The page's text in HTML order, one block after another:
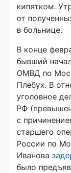
кипятком.
от
в больнице.
В конце
бывший
ОМВД по
Плебух. В
уголовное
РФ
с
старшего
России по
Иванова
было